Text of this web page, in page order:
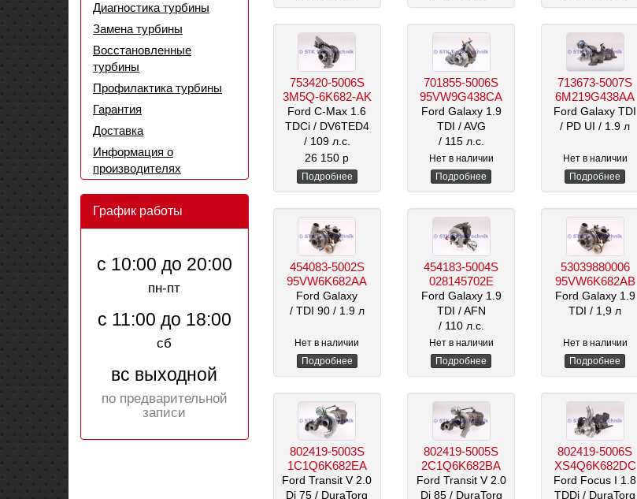
Диагностика турбины
Замена турбины
Восстановленные
турбины
Профилактика турбины
Гарантия
Доставка
Информация о
производителях
График работы
с 10:00 до 20:00
пн-пт
с 11:00 до 18:00
сб
вс выходной
по предварительной
записи
753420-5006S
3M5Q-6K682-AK
Ford C-Max 1.6
TDCi / DV6TED4
/ 109 л.с.
/ 1560 см3
26 150 р
Подробнее
701855-5006S
95VW9G438CA
Ford Galaxy 1.9
TDI / AVG
/ 115 л.с.
/ 1896 см3
Нет в наличии
Подробнее
713673-5007S
6M219G438AA
Ford Galaxy TDI
/ PD UI
/ 1.9 л
Нет в наличии
Подробнее
454083-5002S
95VW6K682AA
Ford Galaxy
/ TDI 90 / 1.9 л
Нет в наличии
Подробнее
454183-5004S
028145702E
Ford Galaxy 1.9
TDI / AFN
/ 110 л.с.
/ 1896 см3
Нет в наличии
Подробнее
53039880006
95VW6K682AB
Ford Galaxy 1.9
TDI/ 1,9 л
Нет в наличии
Подробнее
802419-5003S
1C1Q6K682EA
Ford Transit V 2.0
Di 75/ DuraTorq
802419-5005S
2C1Q6K682BA
Ford Transit V 2.0
Di 85 / DuraTorq
802419-5006S
XS4Q6K682DC
Ford Focus I 1.8
TDDi/ DuraTorq